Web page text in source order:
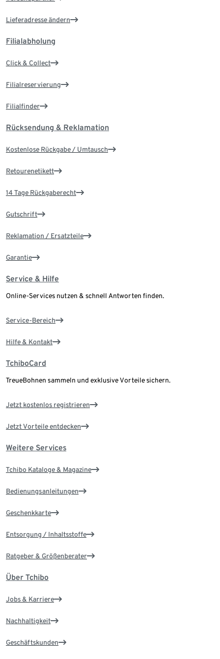
Lieferadresse ändern
Filialabholung
Click & Collect
Filialreservierung
Filialfinder
Rücksendung & Reklamation
Kostenlose Rückgabe / Umtausch
Retourenetikett
14 Tage Rückgaberecht
Gutschrift
Reklamation / Ersatzteile
Garantie
Service & Hilfe
Online-Services nutzen & schnell Antworten finden.
Service-Bereich
Hilfe & Kontakt
TchiboCard
TreueBohnen sammeln und exklusive Vorteile sichern.
Jetzt kostenlos registrieren
Jetzt Vorteile entdecken
Weitere Services
Tchibo Kataloge & Magazine
Bedienungsanleitungen
Geschenkkarte
Entsorgung / Inhaltsstoffe
Ratgeber & Größenberater
Über Tchibo
Jobs & Karriere
Nachhaltigkeit
Geschäftskunden